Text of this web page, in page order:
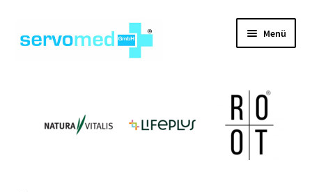
Navigation
Inhalt
Menü
öffnen